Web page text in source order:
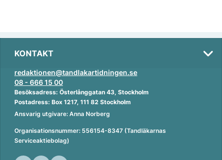
KONTAKT
redaktionen@tandlakartidningen.se
08 - 666 15 00
Besöksadress: Österlånggatan 43, Stockholm
Postadress: Box 1217, 111 82 Stockholm
Ansvarig utgivare: Anna Norberg
Organisationsnummer: 556154-8347 (Tandläkarnas
Serviceaktiebolag)